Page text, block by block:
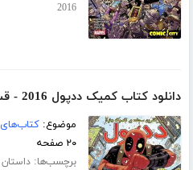
2016
دانلود کتاب کمیک ددپول 2016 - قسمت سوم
موضوع:
۲۰ صفحه
برچسب‌ها: